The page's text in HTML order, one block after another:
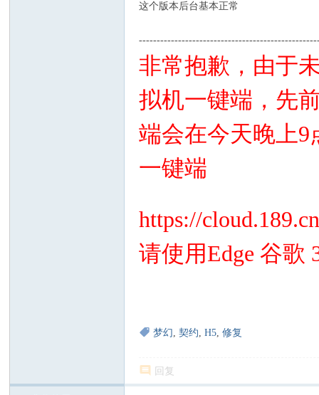
这个版本后台基本正常
非常抱歉，由于
拟机一键端，先
端会在今天晚上9
一键端
https://
请使用Edge 谷歌
梦幻 ,契约,H5,修复
回复